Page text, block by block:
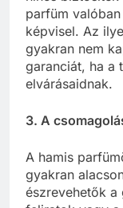
parfüm
képvisel. Az
gyakran nem
garanciát, ha a
elvárásaidnak.
3. A
A hamis
gyakran
észrevehetők